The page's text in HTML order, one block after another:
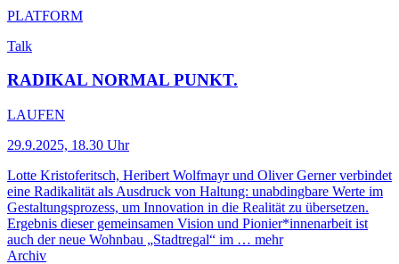
PLATFORM
Talk
RADIKAL NORMAL PUNKT.
LAUFEN
29.9.2025, 18.30 Uhr
Lotte Kristoferitsch, Heribert Wolfmayr und Oliver Gerner verbindet
eine Radikalität als Ausdruck von Haltung: unabdingbare Werte im
Gestaltungsprozess, um Innovation in die Realität zu übersetzen.
Ergebnis dieser gemeinsamen Vision und Pionier*innenarbeit ist
auch der neue Wohnbau „Stadtregal“ im … mehr
Archiv